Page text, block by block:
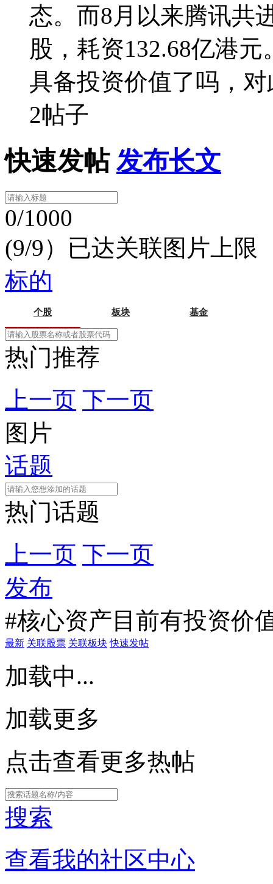
态。而8月以来腾讯共
股，耗资132.68亿港
具备投资价值了吗，
2帖子
快速发帖 发布长文
0/1000
(9/9）已达关联图片上限
标的
个股 板块 基金
热门推荐
上一页 下一页
图片
话题
热门话题
上一页 下一页
发布
#核心资产目前有投资价
最新 关联股票 关联板块 快速发帖
加载中...
加载更多
点击查看更多热帖
搜索
查看我的社区中心